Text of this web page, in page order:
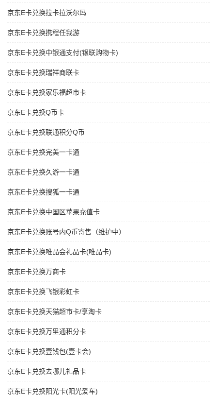
京东E卡兑换拉卡拉沃尔玛
京东E卡兑换携程任我游
京东E卡兑换中银通支付(银联购物卡)
京东E卡兑换瑞祥商联卡
京东E卡兑换家乐福超市卡
京东E卡兑换Q币卡
京东E卡兑换联通积分Q币
京东E卡兑换完美一卡通
京东E卡兑换久游一卡通
京东E卡兑换搜狐一卡通
京东E卡兑换中国区苹果充值卡
京东E卡兑换账号内Q币寄售（维护中）
京东E卡兑换唯品会礼品卡(唯品卡)
京东E卡兑换万商卡
京东E卡兑换飞银彩虹卡
京东E卡兑换天猫超市卡/享淘卡
京东E卡兑换万里通积分卡
京东E卡兑换壹钱包(壹卡会)
京东E卡兑换去哪儿礼品卡
京东E卡兑换阳光卡(阳光爱车)